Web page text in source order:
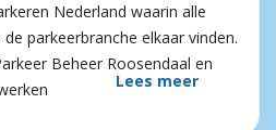
Nederland waarin alle
parkeerbranche elkaar vinden.
Beheer Roosendaal en
Lees meer